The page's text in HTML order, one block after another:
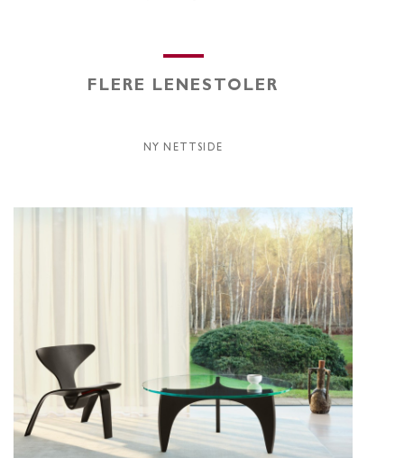
FLERE LENESTOLER
NY NETTSIDE